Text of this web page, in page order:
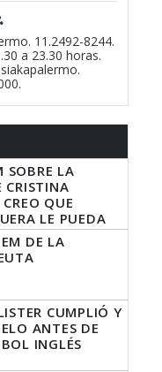
11.2492-8244.
a 23.30 horas.
SOBRE LA
CRISTINA
QUE
LE PUEDA
LO QUE
DE LA
CUMPLIÓ Y
ANTES DE
INGLÉS